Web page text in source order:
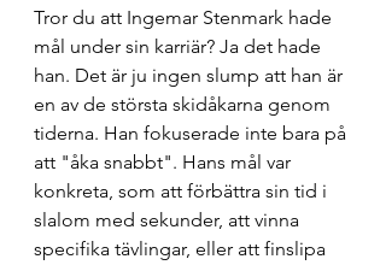
Tror du att Ingemar Stenmark hade
mål under sin karriär? Ja det hade
han. Det är ju ingen slump att han är
en av de största skidåkarna genom
tiderna. Han fokuserade inte bara på
att "åka snabbt". Hans mål var
konkreta, som att förbättra sin tid i
slalom med sekunder, att vinna
specifika tävlingar, eller att finslipa